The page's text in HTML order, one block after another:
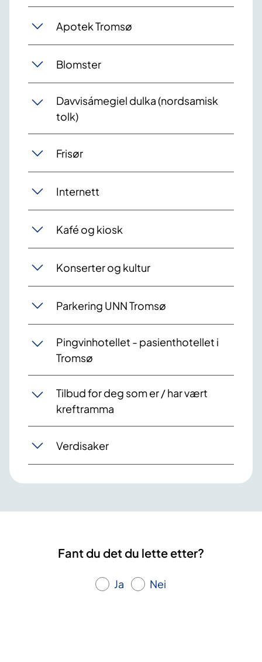
Apotek Tromsø
Blomster
Davvisámegiel dulka (nordsamisk
tolk)
Frisør
Internett
Kafé og kiosk
Konserter og kultur
Parkering UNN Tromsø
Pingvinhotellet - pasienthotellet i
Tromsø
Tilbud for deg som er / har vært
kreftramma
Verdisaker
Fant du det du lette etter?
Ja Nei